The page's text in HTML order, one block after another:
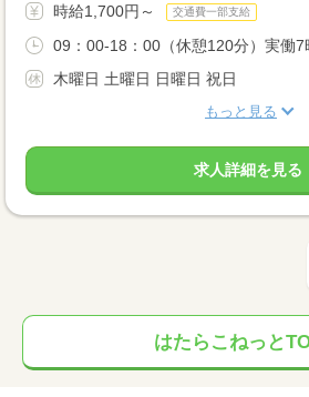
時給1,700円～ 交通費一部支給
09：00-18：00（休憩120分）実働7
木曜日 土曜日 日曜日 祝日
もっと見る
求人詳細を見る
はたらこねっと